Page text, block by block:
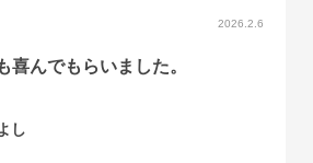
2026.2.6
喜んでもらいました。
し